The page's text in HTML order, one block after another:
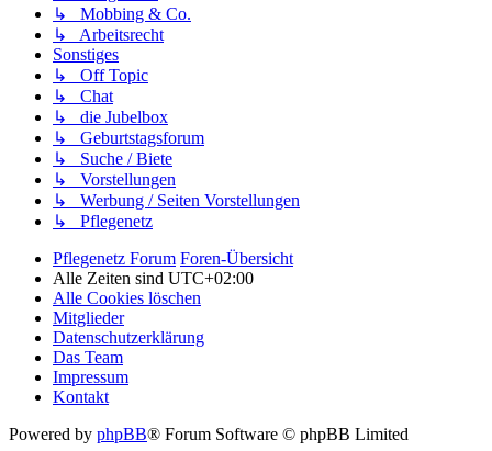
↳ Mobbing & Co.
↳ Arbeitsrecht
Sonstiges
↳ Off Topic
↳ Chat
↳ die Jubelbox
↳ Geburtstagsforum
↳ Suche / Biete
↳ Vorstellungen
↳ Werbung / Seiten Vorstellungen
↳ Pflegenetz
Pflegenetz Forum Foren-Übersicht
Alle Zeiten sind UTC+02:00
Alle Cookies löschen
Mitglieder
Datenschutzerklärung
Das Team
Impressum
Kontakt
Powered by phpBB® Forum Software © phpBB Limited